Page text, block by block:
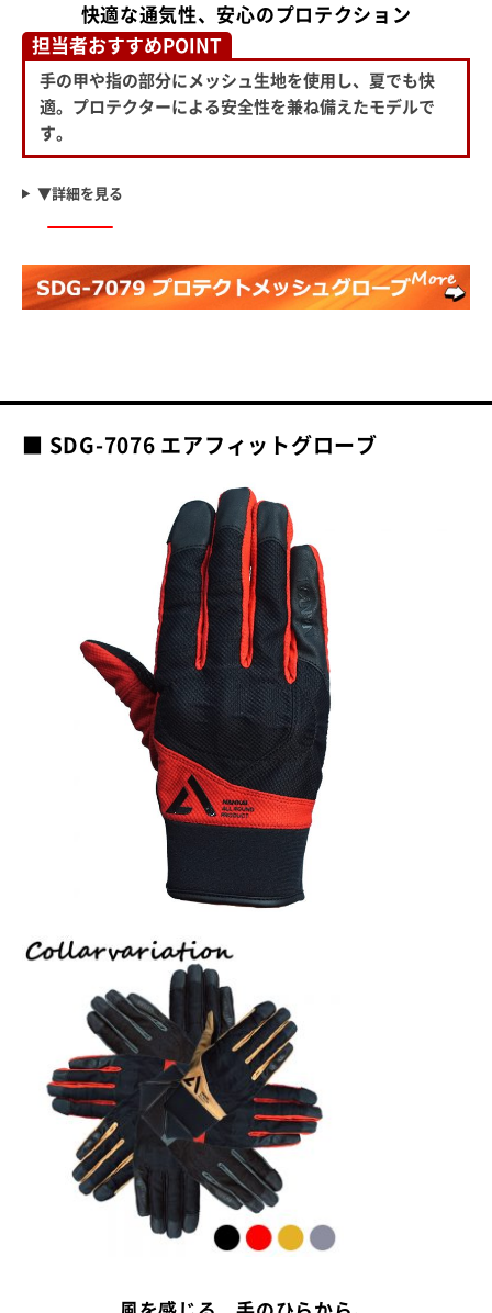
快適な通気性、安心のプロテクション
担当者おすすめPOINT
手の甲や指の部分にメッシュ生地を使用し、夏でも快
適。プロテクターによる安全性を兼ね備えたモデルで
す。
▼詳細を見る
■ SDG-7076 エアフィットグローブ